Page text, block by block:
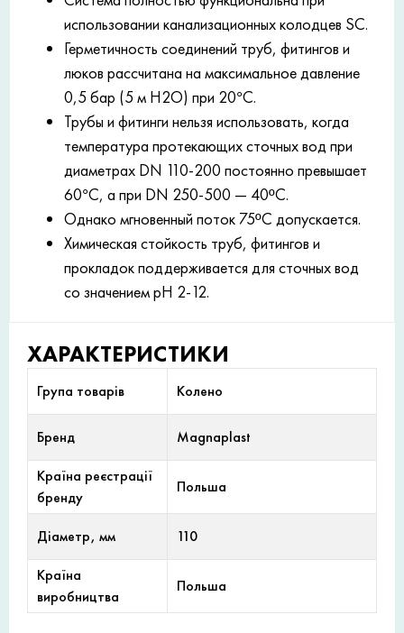
использовании канализационных колодцев SC.
Герметичность соединений труб, фитингов и
люков рассчитана на максимальное давление
0,5 бар (5 м H2O) при 20°C.
Трубы и фитинги нельзя использовать, когда
температура протекающих сточных вод при
диаметрах DN 110-200 постоянно превышает
60°C, а при DN 250-500 — 40ºC.
Однако мгновенный поток 75ºC допускается.
Химическая стойкость труб, фитингов и
прокладок поддерживается для сточных вод
со значением рН 2-12.
ХАРАКТЕРИСТИКИ
Група товарів Колено
Бренд Magnaplast
Країна реєстрації
бренду
Польша
Діаметр, мм 110
Країна
виробництва
Польша